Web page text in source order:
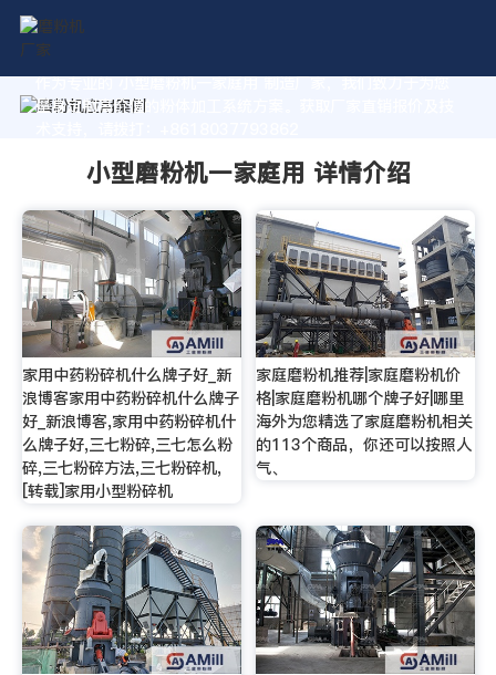
作为专业的 小型磨粉机一家庭用 制造厂家，我们致力于为您
量身定制高价值的粉体加工系统方案。获取厂家直销报价及技
小型磨粉机一家庭用 详情介绍
家用中药粉碎机什么牌子好_新
浪博客家用中药粉碎机什么牌子
好_新浪博客,家用中药粉碎机什
么牌子好,三七粉碎,三七怎么粉
碎,三七粉碎方法,三七粉碎机,
[转载]家用小型粉碎机
家庭磨粉机推荐|家庭磨粉机价
格|家庭磨粉机哪个牌子好|哪里
海外为您精选了家庭磨粉机相关
的113个商品，你还可以按照人
气、